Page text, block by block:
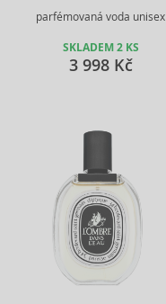
parfémovaná voda unisex
SKLADEM 2 KS
3 998 Kč